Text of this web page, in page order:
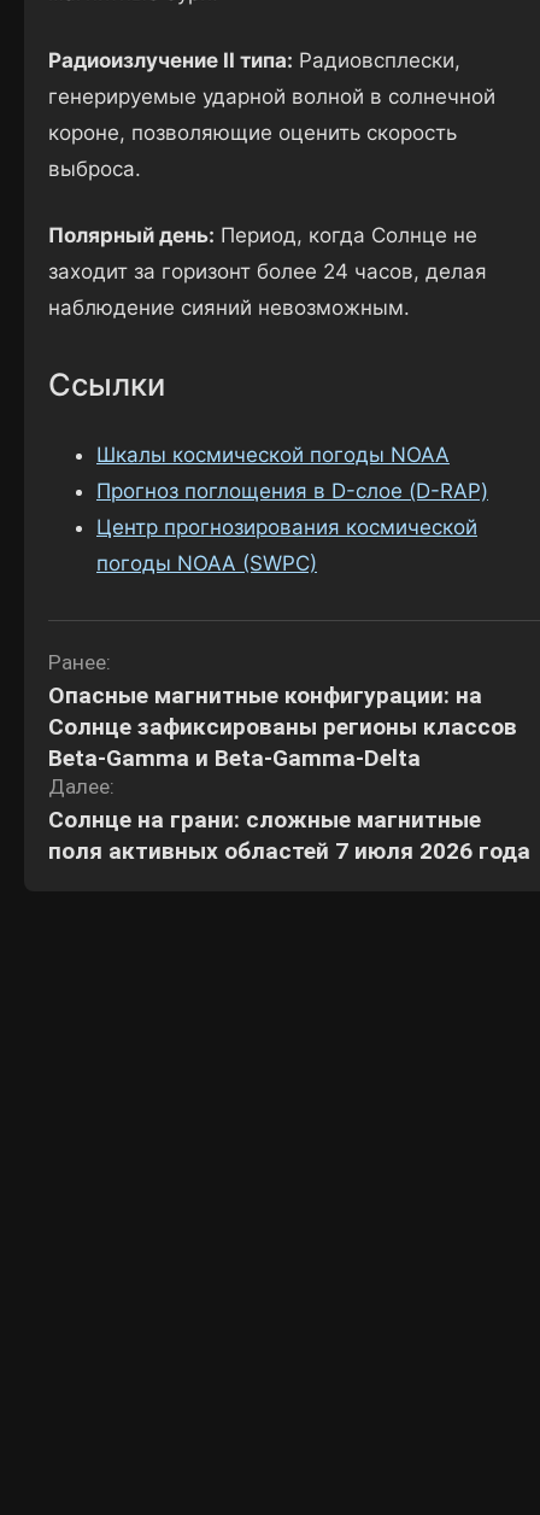
Радиоизлучение II типа: Радиовсплески,
генерируемые ударной волной в солнечной
короне, позволяющие оценить скорость
выброса.
Полярный день: Период, когда Солнце не
заходит за горизонт более 24 часов, делая
наблюдение сияний невозможным.
Ссылки
Шкалы космической погоды NOAA
Прогноз поглощения в D-слое (D-RAP)
Центр прогнозирования космической
погоды NOAA (SWPC)
Навигация
по
записям
Ранее:
Опасные магнитные конфигурации: на
Солнце зафиксированы регионы классов
Beta-Gamma и Beta-Gamma-Delta
Далее:
Солнце на грани: сложные магнитные
поля активных областей 7 июля 2026 года